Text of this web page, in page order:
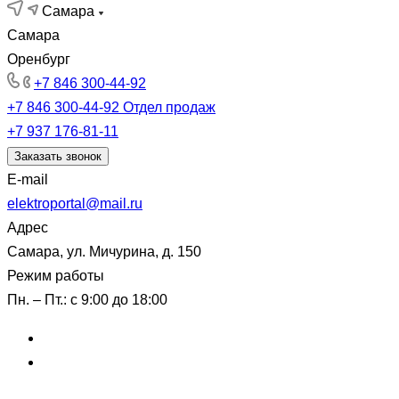
Самара
Самара
Оренбург
+7 846 300-44-92
+7 846 300-44-92 Отдел продаж
+7 937 176-81-11
Заказать звонок
E-mail
elektroportal@mail.ru
Адрес
Самара, ул. Мичурина, д. 150
Режим работы
Пн. – Пт.: с 9:00 до 18:00